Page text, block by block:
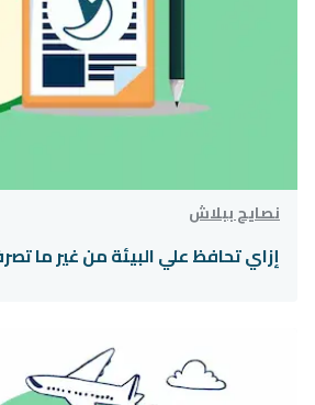
نصايح ببلاش
إزاي تحافظ علي البيئة من غير ما